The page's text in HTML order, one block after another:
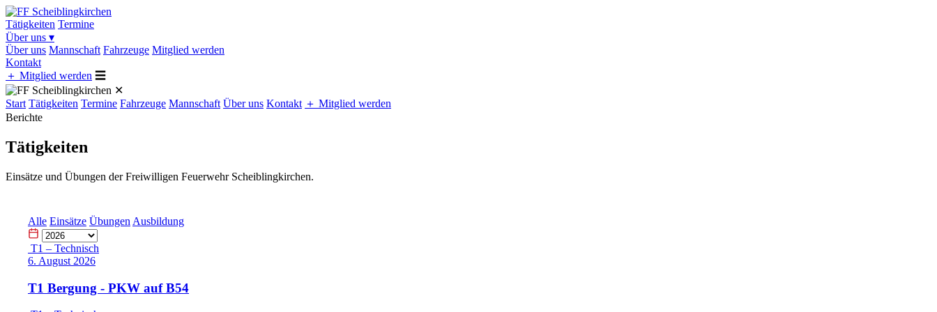
Tätigkeiten Termine
Über uns ▾
Über uns Mannschaft Fahrzeuge Mitglied werden
Kontakt
＋ Mitglied werden ☰
✕
Start Tätigkeiten Termine Fahrzeuge Mannschaft Über uns Kontakt ＋ Mitglied werden
Berichte
Tätigkeiten
Einsätze und Übungen der Freiwilligen Feuerwehr Scheiblingkirchen.
Alle Einsätze Übungen Ausbildung
T1 – Technisch
6. August 2026
T1 Bergung - PKW auf B54